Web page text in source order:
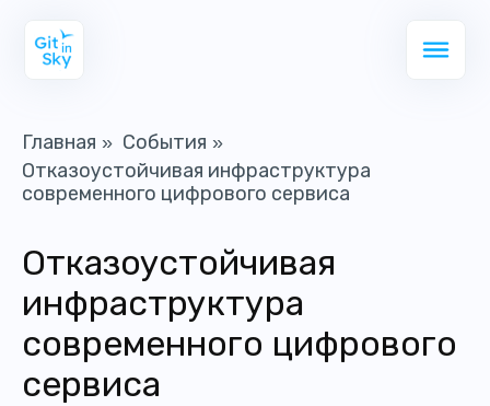
Главная » События »
Отказоустойчивая инфраструктура
современного цифрового сервиса
Отказоустойчивая
инфраструктура
современного цифрового
сервиса